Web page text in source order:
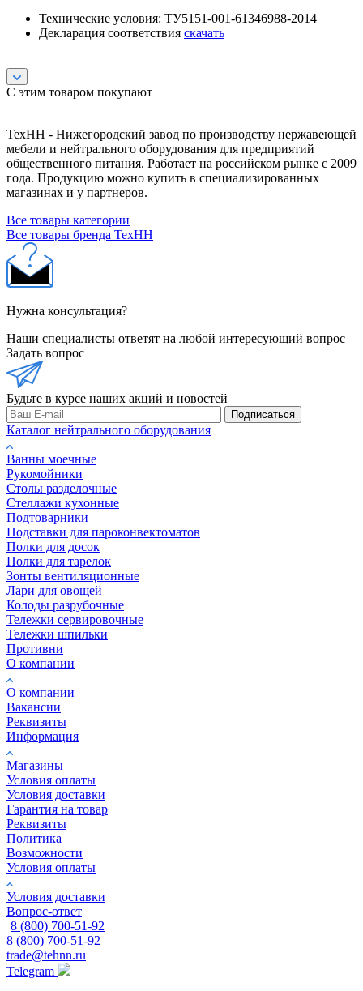
Технические условия: ТУ5151-001-61346988-2014
Декларация соответствия скачать
С этим товаром покупают
ТехНН - Нижегородский завод по производству нержавеющей
мебели и нейтрального оборудования для предприятий
общественного питания. Работает на российском рынке с 2009
года. Продукцию можно купить в специализированных
магазинах и у партнеров.
Все товары категории
Все товары бренда ТехНН
Нужна консультация?
Наши специалисты ответят на любой интересующий вопрос
Задать вопрос
Будьте в курсе наших акций и новостей
Подписаться
Каталог нейтрального оборудования
Ванны моечные
Рукомойники
Столы разделочные
Стеллажи кухонные
Подтоварники
Подставки для пароконвектоматов
Полки для досок
Полки для тарелок
Зонты вентиляционные
Лари для овощей
Колоды разрубочные
Тележки сервировочные
Тележки шпильки
Противни
О компании
О компании
Вакансии
Реквизиты
Информация
Магазины
Условия оплаты
Условия доставки
Гарантия на товар
Реквизиты
Политика
Возможности
Условия оплаты
Условия доставки
Вопрос-ответ
8 (800) 700-51-92
8 (800) 700-51-92
trade@tehnn.ru
Telegram